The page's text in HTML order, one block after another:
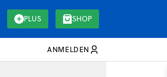
PLUS SHOP
ANMELDEN